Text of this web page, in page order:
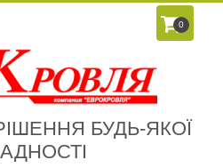
0
БУДЬ-ЯКОЇ